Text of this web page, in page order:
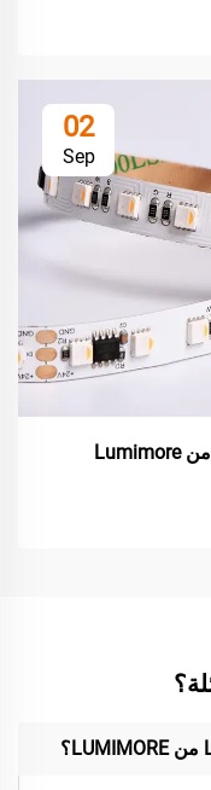
02
Sep
لماذا يجب اختيار شرائح الإضاءة LED من Lumimore